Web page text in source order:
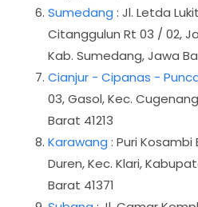
Sumedang : Jl. Letda
Citanggulun Rt 03 / 02,
Kab. Sumedang, Jawa
Cianjur - Cipanas -
03, Gasol, Kec.
Barat 41213
Karawang : Puri Kosambi
Duren, Kec. Klari,
Barat 41371